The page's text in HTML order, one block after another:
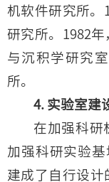
机软件研究所。
研究所。1982
与沉积学研究
所。
4. 实验室建
在加强科研
加强科研实验
建成了自行设计